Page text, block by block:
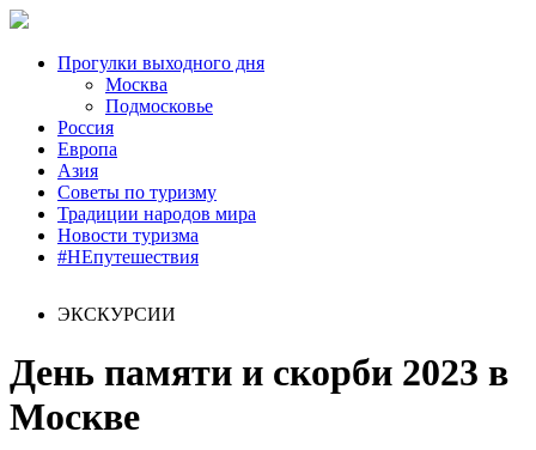
Прогулки выходного дня
Москва
Подмосковье
Россия
Европа
Азия
Советы по туризму
Традиции народов мира
Новости туризма
#НЕпутешествия
ЭКСКУРСИИ
День памяти и скорби 2023 в
Москве